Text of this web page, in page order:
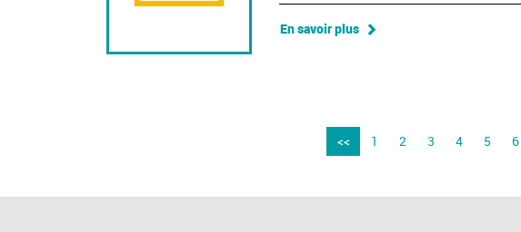
En savoir plus
<< 1 2 3 4 5 6